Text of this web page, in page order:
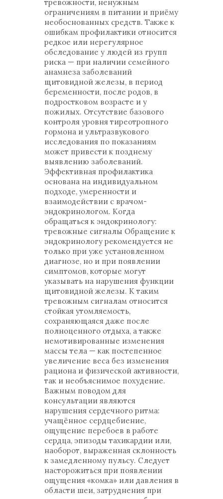
тревожности, ненужным
ограничениям в питании и приёму
необоснованных средств. Также к
ошибкам профилактики относится
редкое или нерегулярное
обследование у людей из групп
риска — при наличии семейного
анамнеза заболеваний
щитовидной железы, в период
беременности, после родов, в
подростковом возрасте и у
пожилых. Отсутствие базового
контроля уровня тиреотропного
гормона и ультразвукового
исследования по показаниям
может привести к позднему
выявлению заболеваний.
Эффективная профилактика
основана на индивидуальном
подходе, умеренности и
взаимодействии с врачом-
эндокринологом. Когда
обращаться к эндокринологу:
тревожные сигналы Обращение к
эндокринологу рекомендуется не
только при уже установленном
диагнозе, но и при появлении
симптомов, которые могут
указывать на нарушения функции
щитовидной железы. К таким
тревожным сигналам относится
стойкая утомляемость,
сохраняющаяся даже после
полноценного отдыха, а также
немотивированные изменения
массы тела — как постепенное
увеличение веса без изменения
рациона и физической активности,
так и необъяснимое похудение.
Важным поводом для
консультации являются
нарушения сердечного ритма:
учащённое сердцебиение,
ощущение перебоев в работе
сердца, эпизоды тахикардии или,
наоборот, выраженная склонность
к замедленному пульсу. Следует
насторожиться при появлении
ощущения «комка» или давления в
области шеи, затруднения при